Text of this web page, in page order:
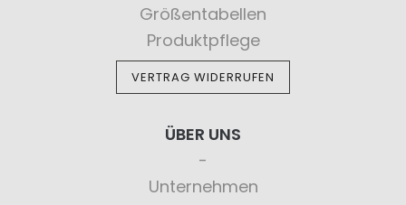
Größentabellen
Produktpflege
VERTRAG WIDERRUFEN
ÜBER UNS
Unternehmen